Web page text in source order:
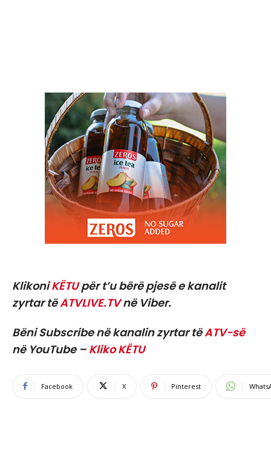
KlikoniKËTUpër t’u bërë pjesë e kanalit
zyrtar tëATVLIVE.TVnë Viber.
Bëni Subscribe në kanalin zyrtar tëATV-së
në YouTube – Kliko KËTU
Facebook X Pinterest